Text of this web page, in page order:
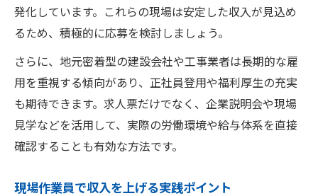
高収入現場作業員募集の選び方ポイント
現場作業員募集で注目される条件とは
東金市で高収入現場作業員採用の流れ
現場作業員高収入のための資格とスキル
高収入現場作業員資格取得のメリット
現場作業員高収入を叶えるスキル習得
資格が収入に直結する現場作業員の現実
高収入現場作業員のためのおすすめ資格
発化しています。これらの現場は安定した収入が見込め
るため、積極的に応募を検討しましょう。
さらに、地元密着型の建設会社や工事業者は長期的な雇
用を重視する傾向があり、正社員登用や福利厚生の充実
も期待できます。求人票だけでなく、企業説明会や現場
見学などを活用して、実際の労働環境や給与体系を直接
確認することも有効な方法です。
現場作業員で収入を上げる実践ポイント